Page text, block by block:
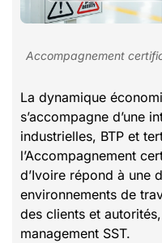
Accompagnement
La dynamique
s’accompagne d’une
industrielles, BTP et
l’Accompagnement
d’Ivoire répond à une
environnements de
des clients et
management SST.